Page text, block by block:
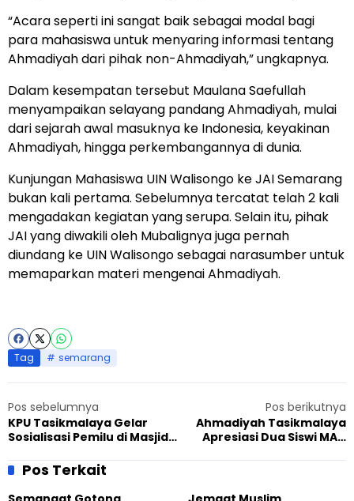
“Acara seperti ini sangat baik sebagai modal bagi
para mahasiswa untuk menyaring informasi tentang
Ahmadiyah dari pihak non-Ahmadiyah,” ungkapnya.
Dalam kesempatan tersebut Maulana Saefullah
menyampaikan selayang pandang Ahmadiyah, mulai
dari sejarah awal masuknya ke Indonesia, keyakinan
Ahmadiyah, hingga perkembangannya di dunia.
Kunjungan Mahasiswa UIN Walisongo ke JAI Semarang
bukan kali pertama. Sebelumnya tercatat telah 2 kali
mengadakan kegiatan yang serupa. Selain itu, pihak
JAI yang diwakili oleh Mubalignya juga pernah
diundang ke UIN Walisongo sebagai narasumber untuk
memaparkan materi mengenai Ahmadiyah.
Tag semarang
Pos sebelumnya
KPU Tasikmalaya Gelar
Sosialisasi Pemilu di Masjid
Pos berikutnya
Ahmadiyah Tasikmalaya
Apresiasi Dua Siswi MAN
Melakukan Penelitian
Pos Terkait